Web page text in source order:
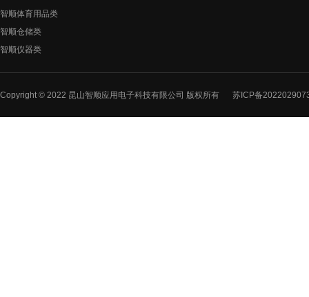
智顺体育用品类
智顺仓储类
智顺仪器类
Copyright © 2022 昆山智顺应用电子科技有限公司 版权所有 苏ICP备